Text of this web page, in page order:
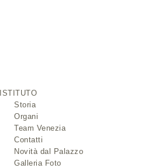
ISTITUTO
Storia
Organi
Team Venezia
Contatti
Novità dal Palazzo
Galleria Foto